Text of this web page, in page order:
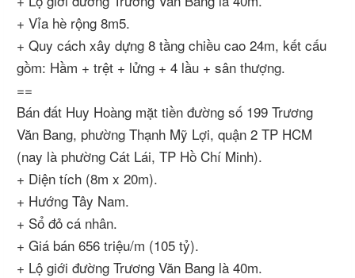
+ Vỉa hè rộng 8m5.
+ Quy cách xây dựng 8 tầng chiều cao 24m, kết cấu
gồm: Hầm + trệt + lửng + 4 lầu + sân thượng.
==
Bán đất Huy Hoàng mặt tiền đường số 199 Trương
Văn Bang, phường Thạnh Mỹ Lợi, quận 2 TP HCM
(nay là phường Cát Lái, TP Hồ Chí Minh).
+ Diện tích (8m x 20m).
+ Hướng Tây Nam.
+ Sổ đỏ cá nhân.
+ Giá bán 656 triệu/m (105 tỷ).
+ Lộ giới đường Trương Văn Bang là 40m.